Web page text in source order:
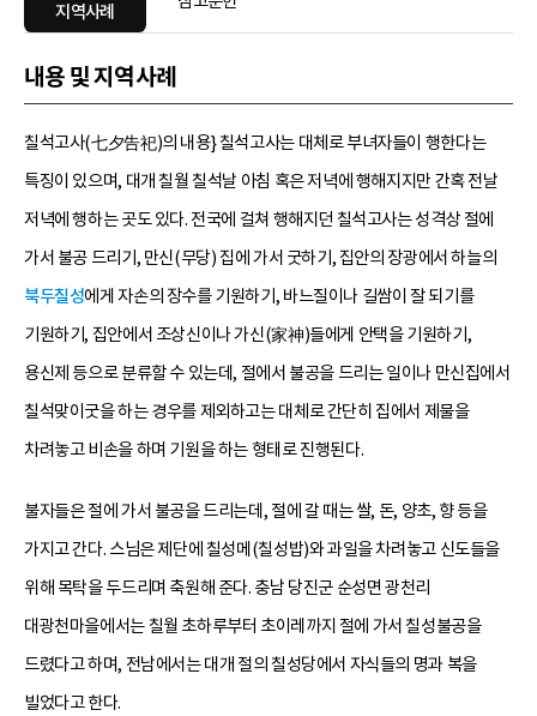
지역사례
내용 및 지역사례
칠석고사(七夕告祀)의 내용} 칠석고사는 대체로 부녀자들이 행한다는
특징이 있으며, 대개 칠월 칠석날 아침 혹은 저녁에 행해지지만 간혹 전날
저녁에 행하는 곳도 있다. 전국에 걸쳐 행해지던 칠석고사는 성격상 절에
가서 불공 드리기, 만신(무당) 집에 가서 굿하기, 집안의 장광에서 하늘의
북두칠성에게 자손의 장수를 기원하기, 바느질이나 길쌈이 잘 되기를
기원하기, 집안에서 조상신이나 가신(家神)들에게 안택을 기원하기,
용신제 등으로 분류할 수 있는데, 절에서 불공을 드리는 일이나 만신집에서
칠석맞이굿을 하는 경우를 제외하고는 대체로 간단히 집에서 제물을
차려놓고 비손을 하며 기원을 하는 형태로 진행된다.
불자들은 절에 가서 불공을 드리는데, 절에 갈 때는 쌀, 돈, 양초, 향 등을
가지고 간다. 스님은 제단에 칠성메(칠성밥)와 과일을 차려놓고 신도들을
위해 목탁을 두드리며 축원해 준다. 충남 당진군 순성면 광천리
대광천마을에서는 칠월 초하루부터 초이레까지 절에 가서 칠성불공을
드렸다고 하며, 전남에서는 대개 절의 칠성당에서 자식들의 명과 복을
빌었다고 한다.